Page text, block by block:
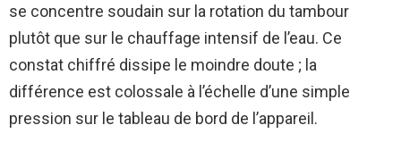
se concentre soudain sur la rotation du tambour
plutôt que sur le chauffage intensif de l’eau. Ce
constat chiffré dissipe le moindre doute ; la
différence est colossale à l’échelle d’une simple
pression sur le tableau de bord de l’appareil.